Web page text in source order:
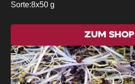
Sorte:8x50 g
ZUM SHOP